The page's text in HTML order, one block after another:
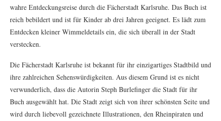
wahre Entdeckungsreise durch die Fächerstadt Karlsruhe. Das Buch ist
reich bebildert und ist für Kinder ab drei Jahren geeignet. Es lädt zum
Entdecken kleiner Wimmeldetails ein, die sich überall in der Stadt
verstecken.
Die Fächerstadt Karlsruhe ist bekannt für ihr einzigartiges Stadtbild und
ihre zahlreichen Sehenswürdigkeiten. Aus diesem Grund ist es nicht
verwunderlich, dass die Autorin Steph Burlefinger die Stadt für ihr
Buch ausgewählt hat. Die Stadt zeigt sich von ihrer schönsten Seite und
wird durch liebevoll gezeichnete Illustrationen, den Rheinpiraten und